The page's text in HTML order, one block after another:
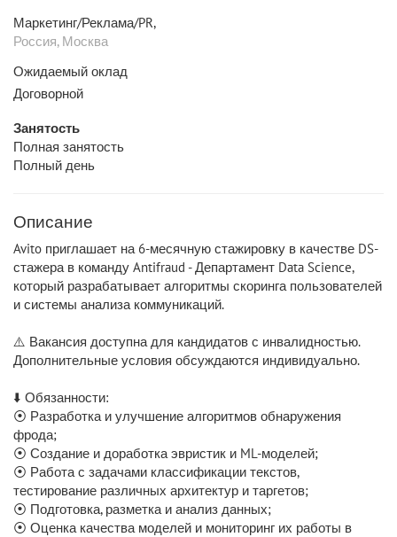
Маркетинг/Реклама/PR,
Россия, Москва
Ожидаемый оклад
Договорной
Занятость
Полная занятость
Полный день
Описание
Avito приглашает на 6-месячную стажировку в качестве DS-
стажера в команду Antifraud - Департамент Data Science,
который разрабатывает алгоритмы скоринга пользователей
и системы анализа коммуникаций.
⚠️ Вакансия доступна для кандидатов с инвалидностью.
Дополнительные условия обсуждаются индивидуально.
⬇️ Обязанности:
⦿ Разработка и улучшение алгоритмов обнаружения
фрода;
⦿ Создание и доработка эвристик и ML-моделей;
⦿ Работа с задачами классификации текстов,
тестирование различных архитектур и таргетов;
⦿ Подготовка, разметка и анализ данных;
⦿ Оценка качества моделей и мониторинг их работы в